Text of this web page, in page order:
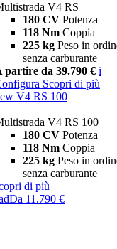
V4 RS
180 CV Potenza
118 Nm Coppia
225 kg Peso in
senza carburante
partire da 39.790 € i
Scopri di più
V4 RS 100
V4 RS 100
180 CV Potenza
118 Nm Coppia
225 kg Peso in
senza carburante
di più
Da 11.790 €